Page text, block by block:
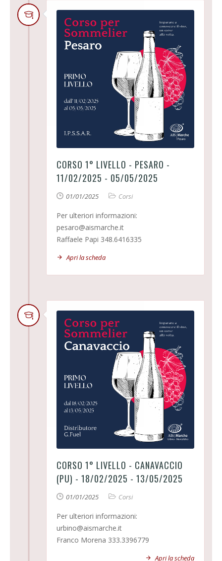
CORSO 1° LIVELLO - PESARO -
11/02/2025 - 05/05/2025
01/01/2025 Corsi
Per ulteriori informazioni:
pesaro@aismarche.it
Raffaele Papi 348.6416335
Apri la scheda
CORSO 1° LIVELLO - CANAVACCIO
(PU) - 18/02/2025 - 13/05/2025
01/01/2025 Corsi
Per ulteriori informazioni:
urbino@aismarche.it
Franco Morena 333.3396779
Apri la scheda